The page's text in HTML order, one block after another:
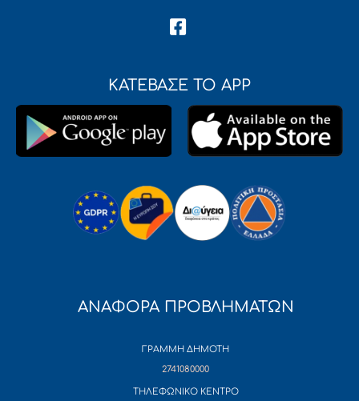
ΚΑΤΕΒΑΣΕ ΤΟ APP
ΑΝΑΦΟΡΑ ΠΡΟΒΛΗΜΑΤΩΝ
ΓΡΑΜΜΗ ΔΗΜΟΤΗ
2741080000
ΤΗΛΕΦΩΝΙΚΟ ΚΕΝΤΡΟ